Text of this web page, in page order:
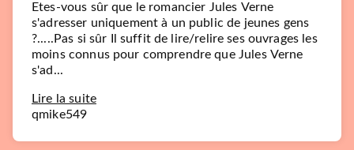
Etes-vous sûr que le romancier Jules Verne
s'adresser uniquement à un public de jeunes gens
?.....Pas si sûr Il suffit de lire/relire ses ouvrages les
moins connus pour comprendre que Jules Verne
s'ad...
Lire la suite
qmike549